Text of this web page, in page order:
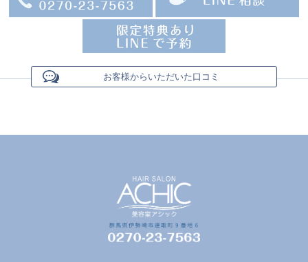
お客様からいただいた口コミ